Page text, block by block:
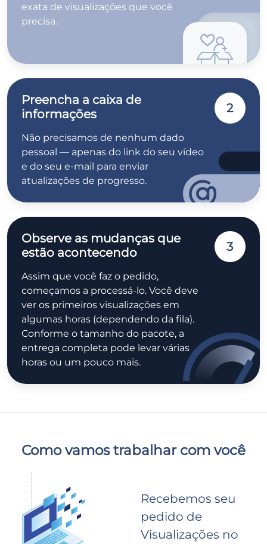
exata de visualizações que você
precisa.
Preencha a caixa de
informações
Não precisamos de nenhum dado
pessoal — apenas do link do seu vídeo
e do seu e-mail para enviar
atualizações de progresso.
2
Observe as mudanças que
estão acontecendo
Assim que você faz o pedido,
começamos a processá-lo. Você deve
ver os primeiros visualizações em
algumas horas (dependendo da fila).
Conforme o tamanho do pacote, a
entrega completa pode levar várias
horas ou um pouco mais.
3
Como vamos trabalhar com você
Recebemos seu
pedido de
Visualizações no